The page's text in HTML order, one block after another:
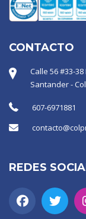
CONTACTO
Calle 56 #33-
Santander -
607-6971881
REDES